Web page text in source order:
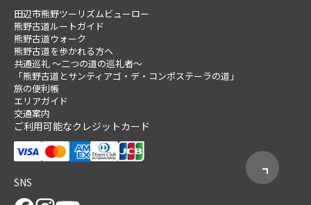
田辺市熊野ツーリズムビューロー
熊野古道ルートガイド
熊野古道ウォーク
熊野古道を歩かれる方へ
共通巡礼 ～二つの道の巡礼者～
「熊野古道とサンティアゴ・デ・コンポステーラの道」
旅の便利帳
エリアガイド
交通案内
ご利用可能なクレジットカード
SNS